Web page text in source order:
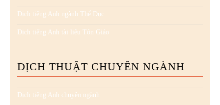
Dịch tiếng Anh ngành Thể Dục
Dịch tiếng Anh tài liệu Tôn Giáo
DỊCH THUẬT CHUYÊN NGÀNH
Dịch tiếng Anh chuyên ngành